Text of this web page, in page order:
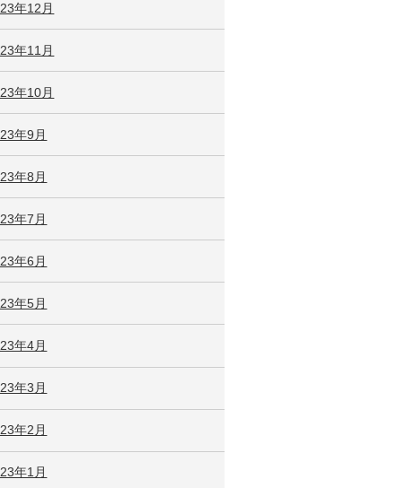
年12月
年11月
年10月
年9月
年8月
年7月
年6月
年5月
年4月
年3月
年2月
年1月